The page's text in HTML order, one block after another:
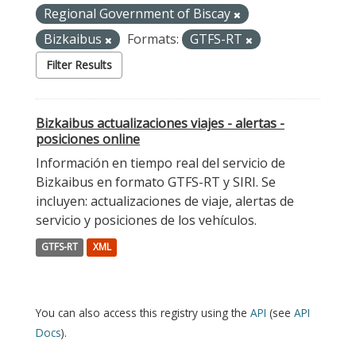
Regional Government of Biscay
Bizkaibus
Formats: GTFS-RT
Filter Results
Bizkaibus actualizaciones viajes - alertas -
posiciones online
Información en tiempo real del servicio de
Bizkaibus en formato GTFS-RT y SIRI. Se
incluyen: actualizaciones de viaje, alertas de
servicio y posiciones de los vehículos.
GTFS-RT XML
You can also access this registry using the API (see API
Docs).